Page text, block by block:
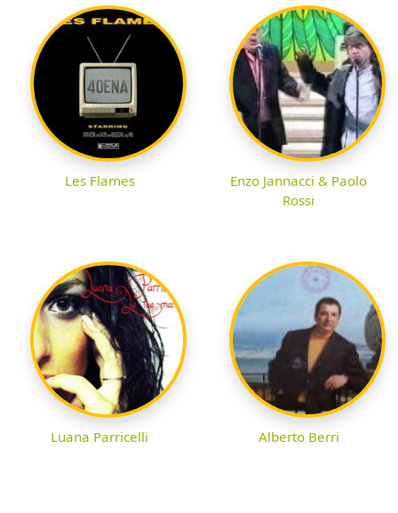
Les Flames
Enzo Jannacci & Paolo
Rossi
Luana Parricelli Alberto Berri